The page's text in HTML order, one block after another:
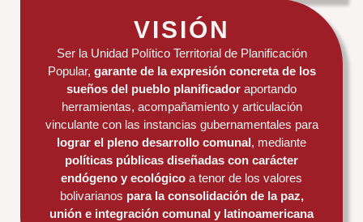
VISIÓN
Ser la Unidad Político Territorial de Planificación
Popular, garante de la expresión concreta de los
sueños del pueblo planificador aportando
herramientas, acompañamiento y articulación
vinculante con las instancias gubernamentales para
lograr el pleno desarrollo comunal, mediante
políticas públicas diseñadas con carácter
endógeno y ecológico a tenor de los valores
bolivarianos para la consolidación de la paz,
unión e integración comunal y latinoamericana